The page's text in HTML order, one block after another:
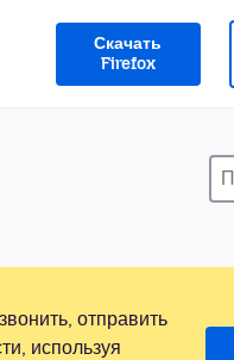
Скачать
Firefox
отправить
используя